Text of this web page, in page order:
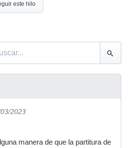
este hilo
2023
manera de que la partitura de